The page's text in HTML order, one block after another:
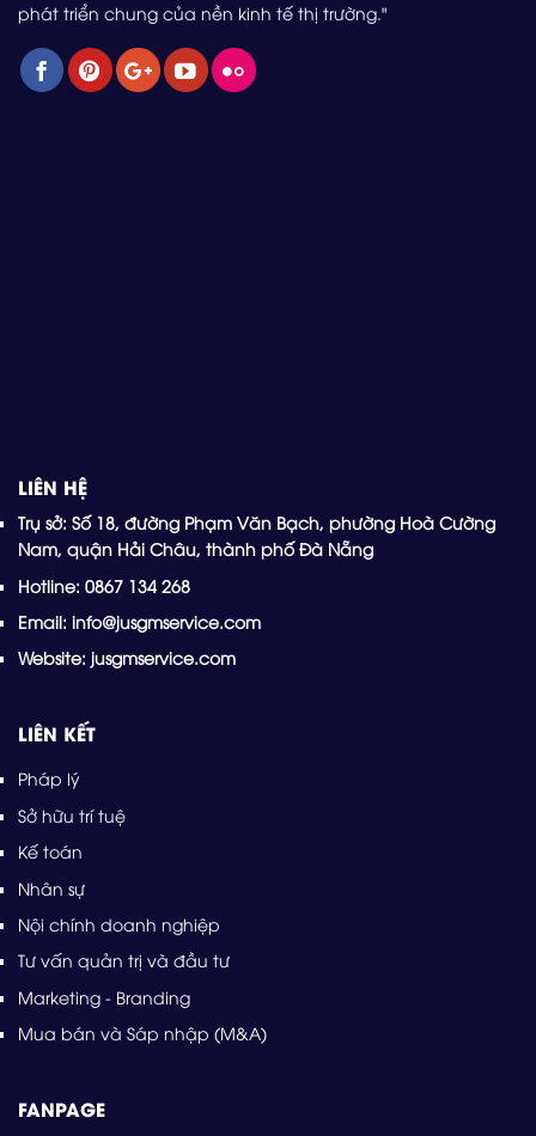
phát triển chung của nền kinh tế thị trường."
LIÊN HỆ
Trụ sở: Số 18, đường Phạm Văn Bạch, phường Hoà Cường
Nam, quận Hải Châu, thành phố Đà Nẵng
Hotline: 0867 134 268
Email: info@jusgmservice.com
Website: jusgmservice.com
LIÊN KẾT
Pháp lý
Sở hữu trí tuệ
Kế toán
Nhân sự
Nội chính doanh nghiệp
Tư vấn quản trị và đầu tư
Marketing - Branding
Mua bán và Sáp nhập (M&A)
FANPAGE